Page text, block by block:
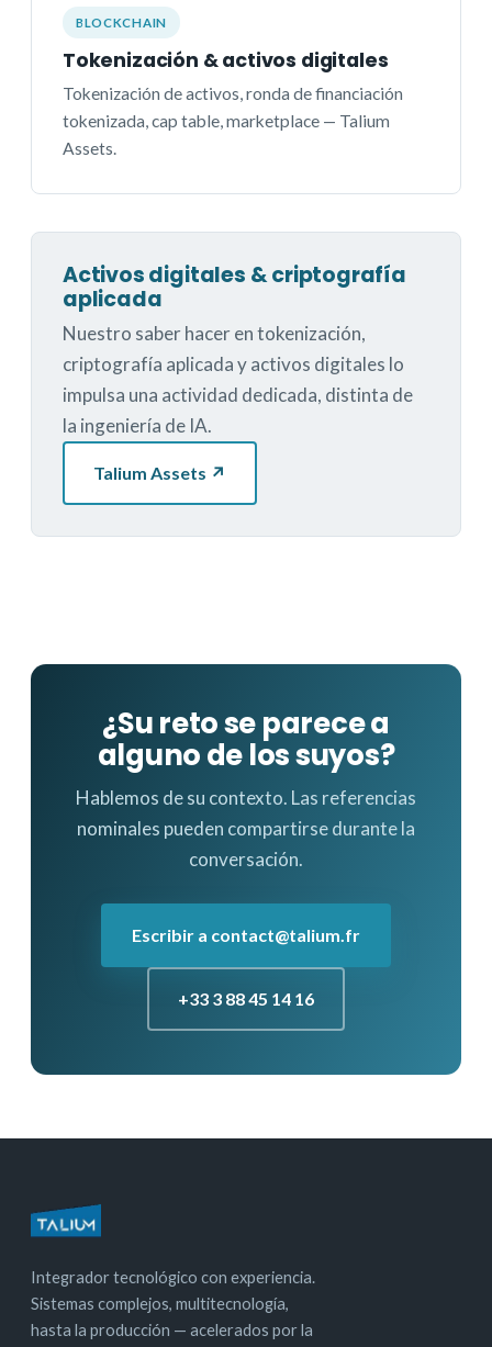
BLOCKCHAIN
Tokenización & activos digitales
Tokenización de activos, ronda de financiación
tokenizada, cap table, marketplace — Talium
Assets.
Activos digitales & criptografía
aplicada
Nuestro saber hacer en tokenización,
criptografía aplicada y activos digitales lo
impulsa una actividad dedicada, distinta de
la ingeniería de IA.
Talium Assets ↗
¿Su reto se parece a
alguno de los suyos?
Hablemos de su contexto. Las referencias
nominales pueden compartirse durante la
conversación.
Escribir a contact@talium.fr
+33 3 88 45 14 16
Integrador tecnológico con experiencia.
Sistemas complejos, multitecnología,
hasta la producción — acelerados por la